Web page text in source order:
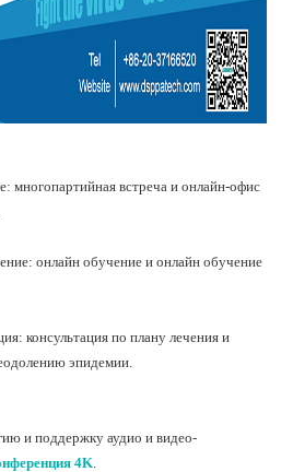
многопартийная встреча и онлайн-офис
онлайн обучение и онлайн обучение
консультация по плану лечения и
эпидемии.
и поддержку аудио и видео-
4K